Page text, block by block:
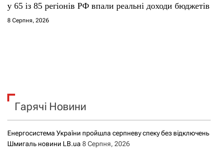
у 65 із 85 регіонів РФ впали реальні доходи бюджетів
8 Серпня, 2026
Гарячі Новини
Енергосистема України пройшла серпневу спеку без відключень
Шмигаль новини LB.ua 8 Серпня, 2026